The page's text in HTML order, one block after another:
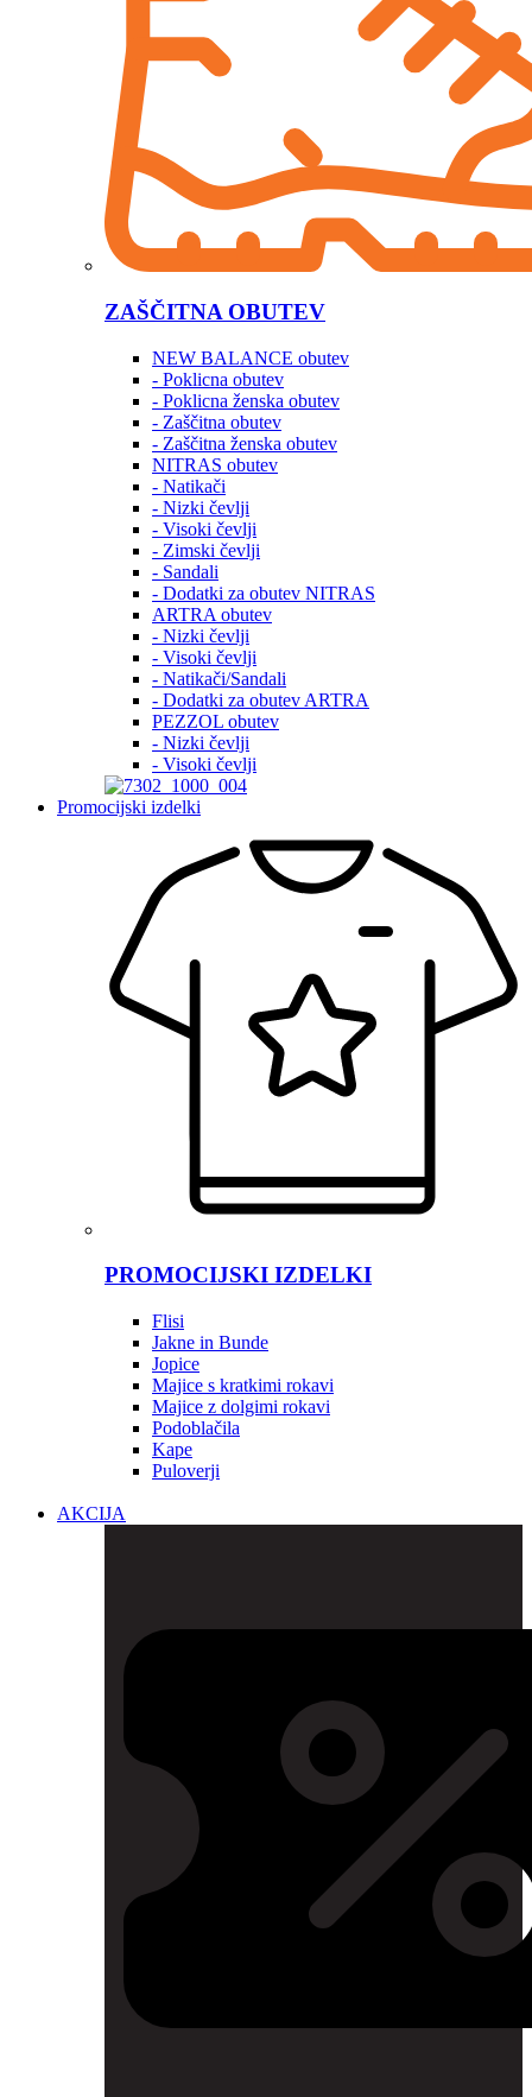
ZAŠČITNA OBUTEV
NEW BALANCE obutev
- Poklicna obutev
- Poklicna ženska obutev
- Zaščitna obutev
- Zaščitna ženska obutev
NITRAS obutev
- Natikači
- Nizki čevlji
- Visoki čevlji
- Zimski čevlji
- Sandali
- Dodatki za obutev NITRAS
ARTRA obutev
- Nizki čevlji
- Visoki čevlji
- Natikači/Sandali
- Dodatki za obutev ARTRA
PEZZOL obutev
- Nizki čevlji
- Visoki čevlji
Promocijski izdelki
PROMOCIJSKI IZDELKI
Flisi
Jakne in Bunde
Jopice
Majice s kratkimi rokavi
Majice z dolgimi rokavi
Podoblačila
Kape
Puloverji
AKCIJA